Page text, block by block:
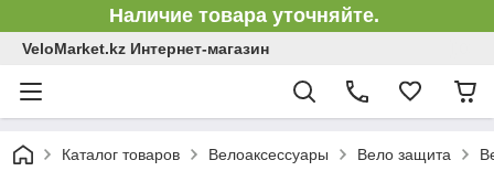
Наличие товара уточняйте.
VeloMarket.kz Интернет-магазин
Каталог товаров Велоаксессуары Вело защита